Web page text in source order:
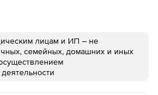
лицам и ИП – не
семейных, домашних и иных